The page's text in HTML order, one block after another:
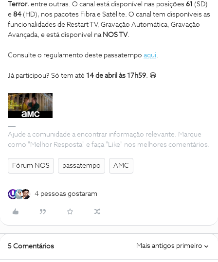
Terror, entre outras. O canal está disponível nas posições 61 (SD)
e 84 (HD), nos pacotes Fibra e Satélite. O canal tem disponíveis as
funcionalidades de Restart TV, Gravação Automática, Gravação
Avançada, e está disponível na NOS TV.
Consulte o regulamento deste passatempo aqui.
Já participou? Só tem até 14 de abril às 17h59. 😃
Ajude a comunidade a encontrar informação relevante. Marque
como "Melhor Resposta" e faça "Like" nos melhores comentários.
Fórum NOS passatempo AMC
4 pessoas gostaram
5 Comentários Mais antigos primeiro